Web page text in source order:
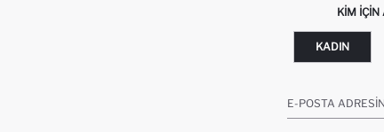
KIM IÇIN
KADIN
E-POSTA